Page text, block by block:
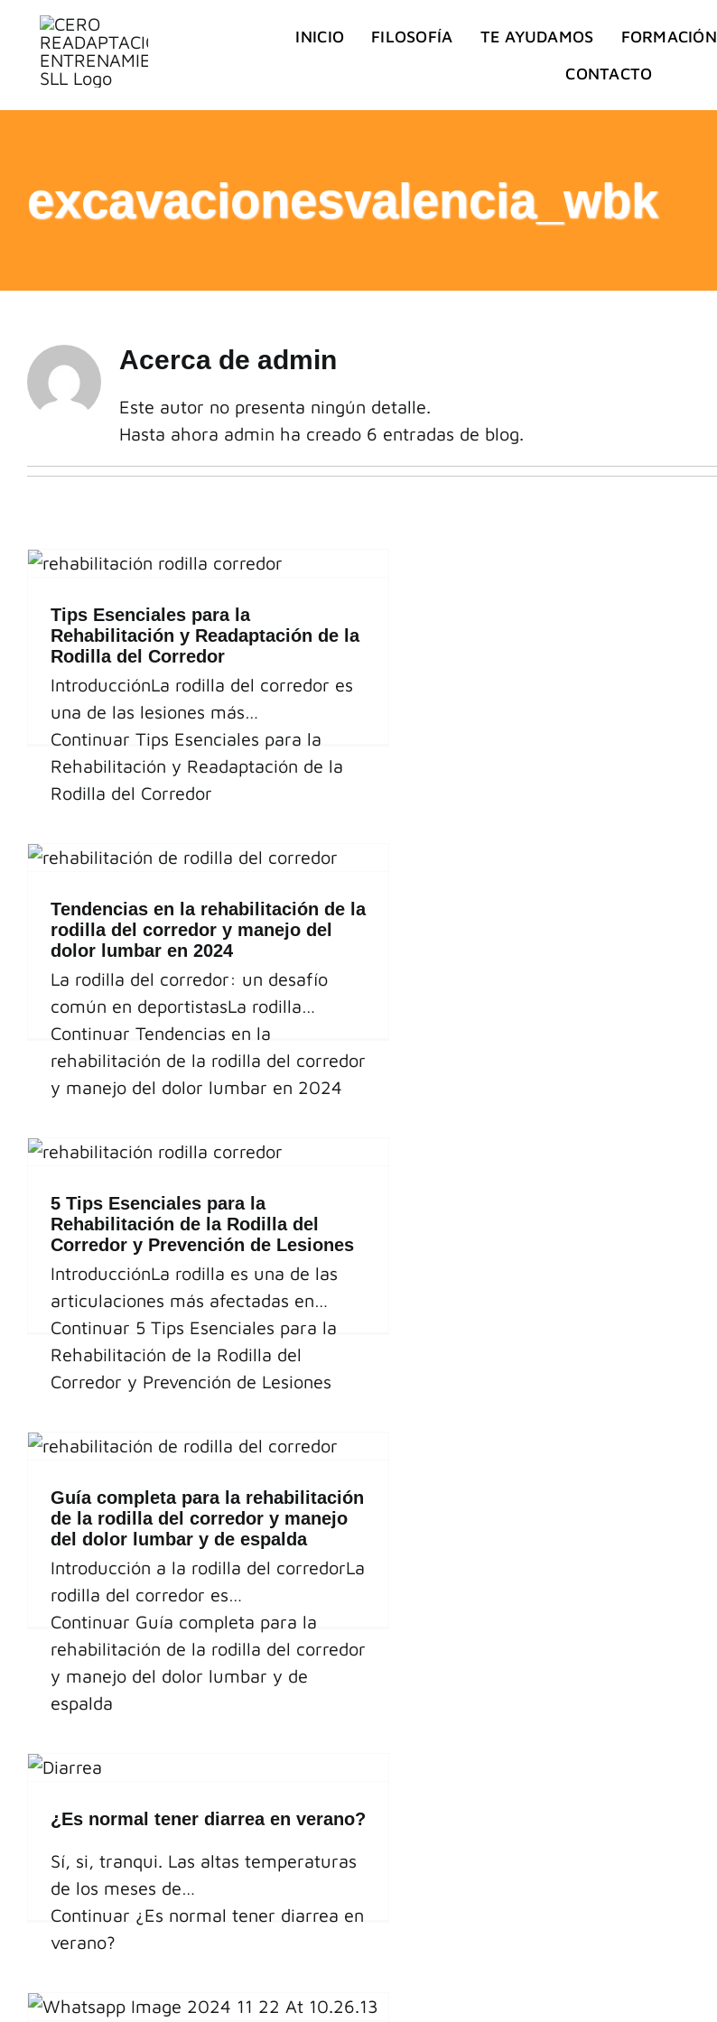
Saltar
contenido
INICIO FILOSOFÍA TE AYUDAMOS FORMACIÓN
CONTACTO
excavacionesvalencia_wbk
Acerca de admin
Este autor no presenta ningún detalle.
Hasta ahora admin ha creado 6 entradas de blog.
Tips Esenciales para la
Rehabilitación y Readaptación de la
Rodilla del Corredor
IntroducciónLa rodilla del corredor es
una de las lesiones más…
Continuar Tips Esenciales para la
Rehabilitación y Readaptación de la
Rodilla del Corredor
Tendencias en la rehabilitación de la
rodilla del corredor y manejo del
dolor lumbar en 2024
La rodilla del corredor: un desafío
común en deportistasLa rodilla…
Continuar Tendencias en la
rehabilitación de la rodilla del corredor
y manejo del dolor lumbar en 2024
5 Tips Esenciales para la
Rehabilitación de la Rodilla del
Corredor y Prevención de Lesiones
IntroducciónLa rodilla es una de las
articulaciones más afectadas en…
Continuar 5 Tips Esenciales para la
Rehabilitación de la Rodilla del
Corredor y Prevención de Lesiones
Guía completa para la rehabilitación
de la rodilla del corredor y manejo
del dolor lumbar y de espalda
Introducción a la rodilla del corredorLa
rodilla del corredor es…
Continuar Guía completa para la
rehabilitación de la rodilla del corredor
y manejo del dolor lumbar y de
espalda
¿Es normal tener diarrea en verano?
Sí, si, tranqui. Las altas temperaturas
de los meses de…
Continuar ¿Es normal tener diarrea en
verano?